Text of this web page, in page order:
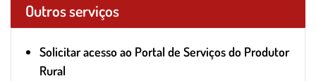
Outros serviços
Solicitar acesso ao Portal de Serviços do Produtor
Rural